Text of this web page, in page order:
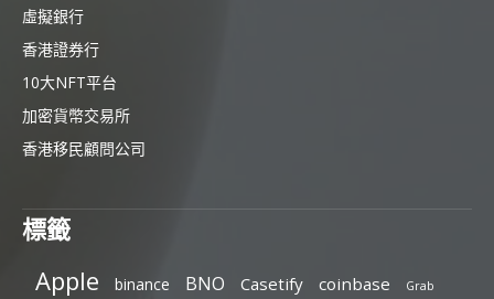
虛擬銀行
香港證券行
10大NFT平台
加密貨幣交易所
香港移民顧問公司
標籤
Apple binance BNO Casetify coinbase Grab